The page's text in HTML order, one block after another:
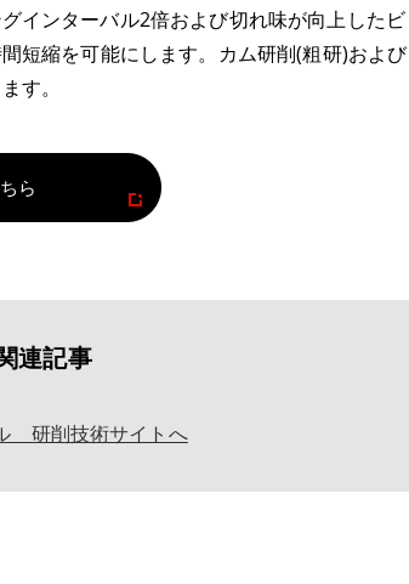
インターバル2倍および切れ味が向上したビ
短縮を可能にします。カム研削(粗研)および
す。
ら
連記事
研削技術サイトへ